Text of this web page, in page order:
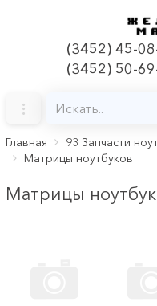
(3452) 45-
(3452) 50-
Главная
93 Запчасти
Матрицы ноутбуков
Матрицы